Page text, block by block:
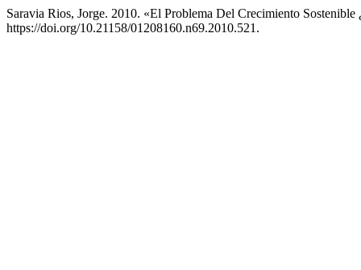
Saravia Rios, Jorge. 2010. «El Problema Del Crecimiento
https://doi.org/10.21158/01208160.n69.2010.521.